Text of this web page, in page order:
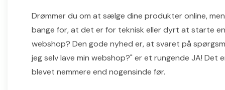
Drømmer du om at sælge dine produkter online,
bange for, at det er for teknisk eller dyrt at starte en
webshop? Den gode nyhed er, at svaret på
jeg selv lave min webshop?" er et rungende JA! Det
blevet nemmere end nogensinde før.